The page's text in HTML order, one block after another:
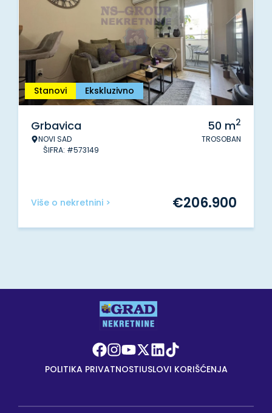
Stanovi Ekskluzivno
Grbavica
NOVI SAD
ŠIFRA: #573149
50 m2
TROSOBAN
Više o nekretnini > €206.900
POLITIKA PRIVATNOSTIUSLOVI KORIŠĆENJA